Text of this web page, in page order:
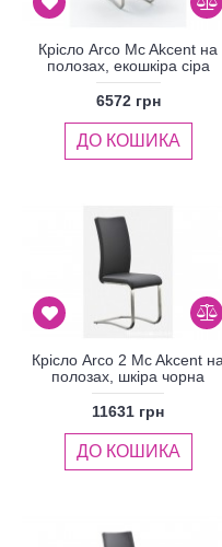
Крісло Arco Mc Akcent на
полозах, екошкіра сіра
6572 грн
ДО КОШИКА
Крісло Arco 2 Mc Akcent на
полозах, шкіра чорна
11631 грн
ДО КОШИКА